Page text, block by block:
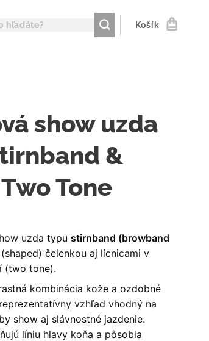
Košík
show uzda
&
Tone
uzda typustirnband (browband
čelenkou aj lícnicami v
(two tone).
kombinácia kože a ozdobné
vzhľad vhodný na
show aj slávnostné jazdenie.
líniu hlavy koňa a pôsobia